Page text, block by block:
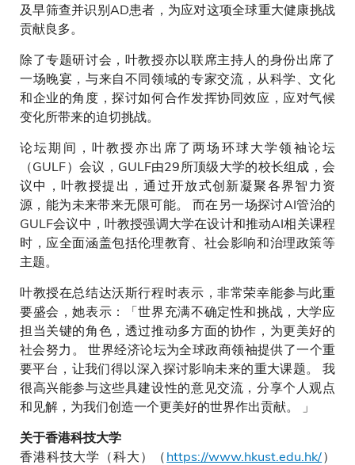
及早筛查并识别AD患者，为应对这项全球重大健康挑战
贡献良多。
除了专题研讨会，叶教授亦以联席主持人的身份出席了
一场晚宴，与来自不同领域的专家交流，从科学、文化
和企业的角度，探讨如何合作发挥协同效应，应对气候
变化所带来的迫切挑战。
论坛期间，叶教授亦出席了两场环球大学领袖论坛
（GULF）会议，GULF由29所顶级大学的校长组成，会
议中，叶教授提出，通过开放式创新凝聚各界智力资
源，能为未来带来无限可能。 而在另一场探讨AI管治的
GULF会议中，叶教授强调大学在设计和推动AI相关课程
时，应全面涵盖包括伦理教育、社会影响和治理政策等
主题。
叶教授在总结达沃斯行程时表示，非常荣幸能参与此重
要盛会，她表示：「世界充满不确定性和挑战，大学应
担当关键的角色，透过推动多方面的协作，为更美好的
社会努力。 世界经济论坛为全球政商领袖提供了一个重
要平台，让我们得以深入探讨影响未来的重大课题。 我
很高兴能参与这些具建设性的意见交流，分享个人观点
和见解，为我们创造一个更美好的世界作出贡献。 」
关于香港科技大学
香港科技大学（科大）（https://www.hkust.edu.hk/）